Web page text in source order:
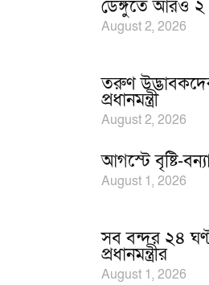
ডেঙ্গুতে আরও ২
August 2, 2026
তরুণ
প্রধানমন্ত্রী
August 2, 2026
আগস্টে বৃষ্টি-
August 1, 2026
সব বন্দর ২৪
প্রধানমন্ত্রীর
August 1, 2026